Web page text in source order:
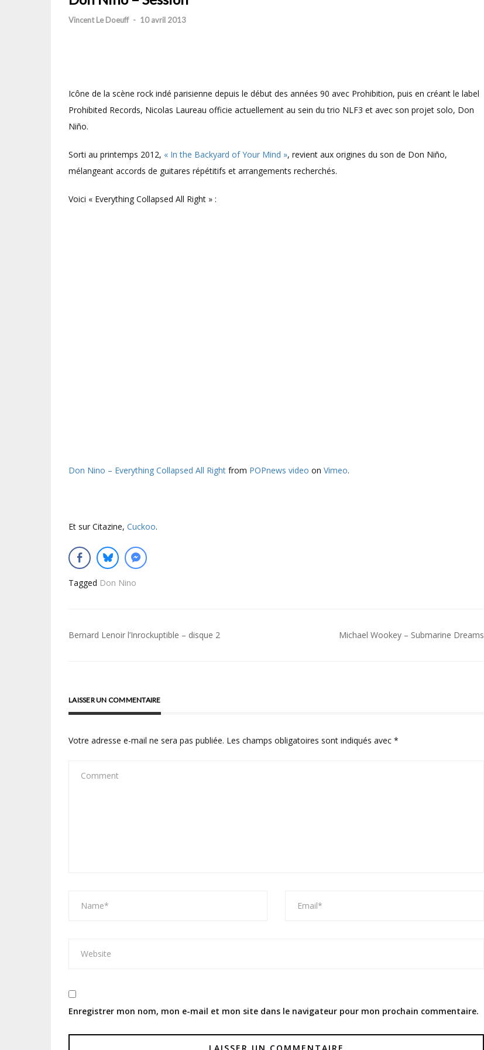
Vincent Le Doeuff - 10 avril 2013
Icône de la scène rock indé parisienne depuis le début des années 90 avec Prohibition, puis en créant le label
Prohibited Records, Nicolas Laureau officie actuellement au sein du trio NLF3 et avec son projet solo, Don
Niño.
Sorti au printemps 2012, « In the Backyard of Your Mind », revient aux origines du son de Don Niño,
mélangeant accords de guitares répétitifs et arrangements recherchés.
Voici « Everything Collapsed All Right » :
Don Nino – Everything Collapsed All Right from POPnews video on Vimeo.
Et sur Citazine, Cuckoo.
Tagged Don Nino
Navigation
Bernard Lenoir l’Inrockuptible – disque 2 Michael Wookey – Submarine Dreams
LAISSER UN COMMENTAIRE
Votre adresse e-mail ne sera pas publiée. Les champs obligatoires sont indiqués avec *
Enregistrer mon nom, mon e-mail et mon site dans le navigateur pour mon prochain commentaire.